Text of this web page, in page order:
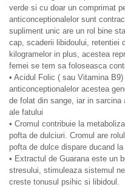
verde si cu doar un comprimat
anticonceptionalelor sunt
supliment unic are un rol bine
cap, scaderii libidoului, retentiei
kilogramelor in plus, acestea
femei se tem sa foloseasca
• Acidul Folic ( sau Vitamina
anticonceptionalelor acestea
de folat din sange, iar in
ale fatului
• Cromul contribuie la
pofta de dulciuri. Cromul are
pofta de dulce dispare ducand
• Extractul de Guarana este un
stresului, stimuleaza sistemul
creste tonusul psihic si libidoul.